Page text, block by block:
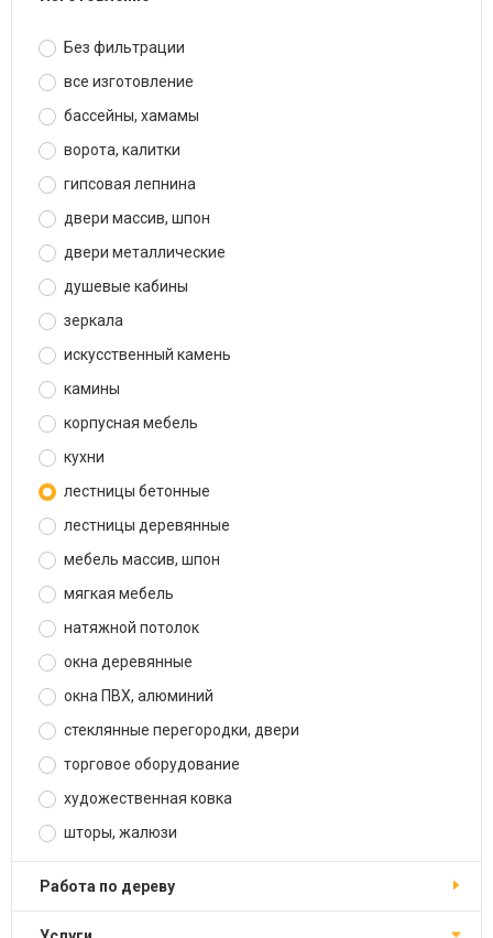
Без фильтрации
все изготовление
бассейны, хамамы
ворота, калитки
гипсовая лепнина
двери массив, шпон
двери металлические
душевые кабины
зеркала
искусственный камень
камины
корпусная мебель
кухни
лестницы бетонные
лестницы деревянные
мебель массив, шпон
мягкая мебель
натяжной потолок
окна деревянные
окна ПВХ, алюминий
стеклянные перегородки, двери
торговое оборудование
художественная ковка
шторы, жалюзи
работа по дереву